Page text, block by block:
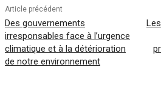
Article précédent
Des gouvernements
irresponsables face à l’urgence
climatique et à la détérioration
de notre environnement